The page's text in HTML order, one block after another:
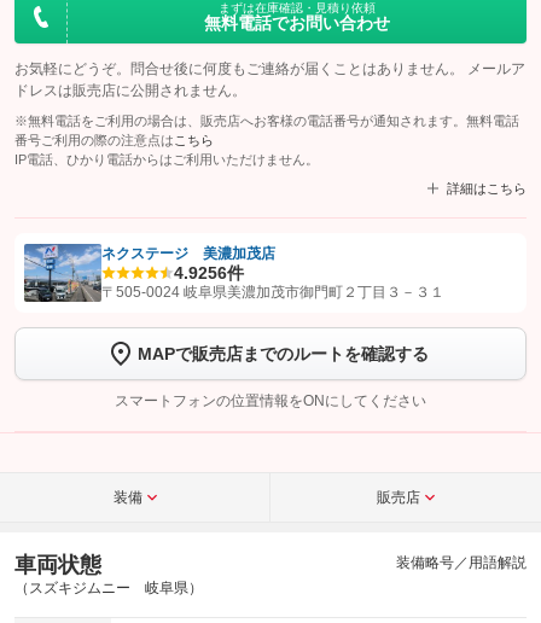
まずは在庫確認・見積り依頼
無料電話でお問い合わせ
お気軽にどうぞ。問合せ後に何度もご連絡が届くことはありません。 メールア
ドレスは販売店に公開されません。
※無料電話をご利用の場合は、販売店へお客様の電話番号が通知されます。無料電話
番号ご利用の際の注意点は こちら
IP電話、ひかり電話からはご利用いただけません。
詳細はこちら
【STEP1】認証画面でグーネットを友だち追加してから「許可する」ボタンを押
トーク画面で
ボタンをタップして問い合わせを
完了してください。
こちら
ネクステージ 美濃加茂店
4.9256件
〒505-0024 岐阜県美濃加茂市御門町２丁目３－３１
MAPで販売店までのルートを確認する
スマートフォンの位置情報をONにしてください
装備 販売店
車両状態
（スズキジムニー 岐阜県）
装備略号／用語解説